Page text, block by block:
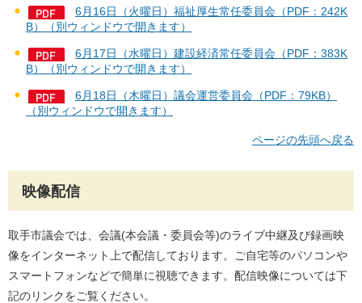
6月16日（火曜日）福祉厚生常任委員会（PDF：242K
B）（別ウィンドウで開きます）
6月17日（水曜日）建設経済常任委員会（PDF：383K
B）（別ウィンドウで開きます）
6月18日（木曜日）議会運営委員会（PDF：79KB）
（別ウィンドウで開きます）
ページの先頭へ戻る
映像配信
取手市議会では、会議(本会議・委員会等)のライブ中継及び録画映
像をインターネット上で配信しております。ご自宅等のパソコンや
スマートフォンなどで簡単に視聴できます。配信映像については下
記のリンクをご覧ください。